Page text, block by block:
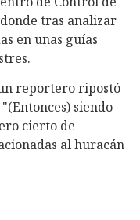
tras analizar
en unas guías
reportero ripostó
siendo
cierto de
al huracán